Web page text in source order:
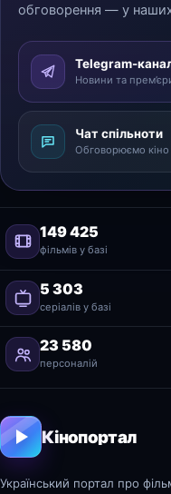
обговорення — у
Telegram-
Новини та
Чат спільноти
Обговорюємо
149 425
фільмів у базі
5 303
серіалів у базі
23 580
персоналій
Кінопортал
Український портал про